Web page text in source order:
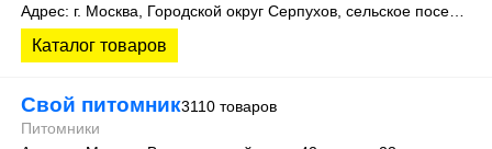
Каталог товаров
Свой питомник3110 товаров
Питомники